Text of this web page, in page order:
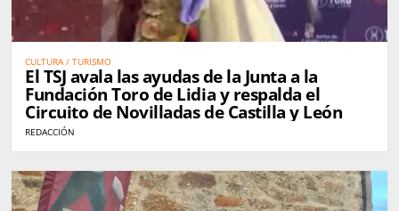
CULTURA / TURISMO
El TSJ avala las ayudas de la Junta a la
Fundación Toro de Lidia y respalda el
Circuito de Novilladas de Castilla y León
REDACCIÓN